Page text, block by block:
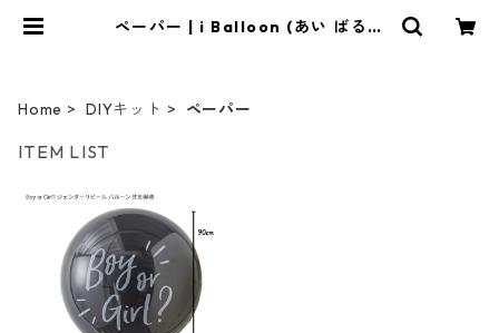
ペーパー | i Balloon (あい ばる〜
Home DIYキット ペーパー
ITEM LIST